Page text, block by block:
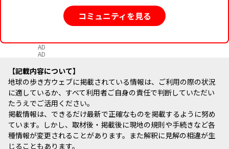
コミュニティを見る
AD
AD
記載内容について
地球の歩き方ウェブに掲載されている情報は、ご利用の際の状況
に適しているか、すべて利用者ご自身の責任で判断していただい
たうえでご活用ください。
掲載情報は、できるだけ最新で正確なものを掲載するように努め
ています。しかし、取材後・掲載後に現地の規則や手続きなど各
種情報が変更されることがあります。また解釈に見解の相違が生
じることもあります。